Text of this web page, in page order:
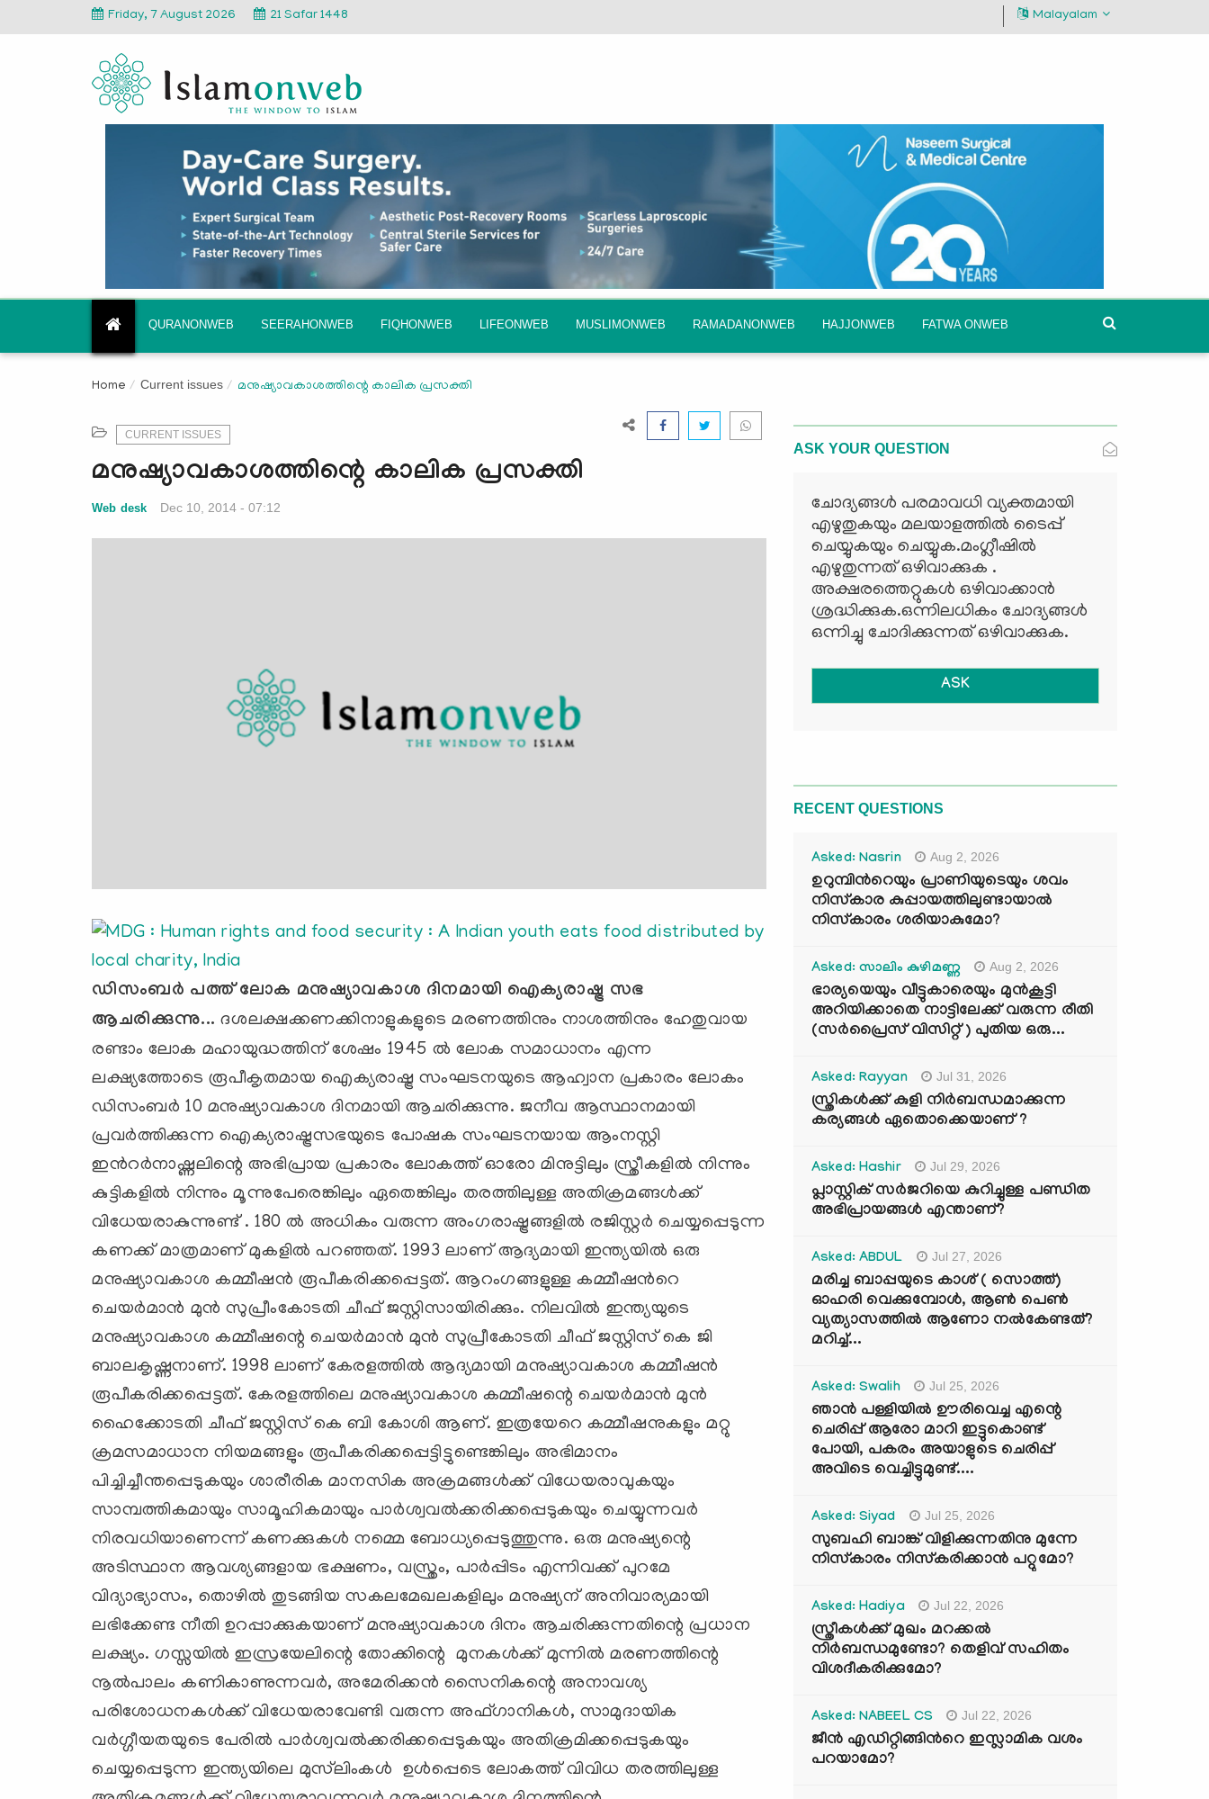
Friday, 7 August 2026 21 Safar 1448 Malayalam
QURANONWEB SEERAHONWEB FIQHONWEB LIFEONWEB MUSLIMONWEB RAMADANONWEB HAJJONWEB FATWA ONWEB
Home Current issues മനുഷ്യാവകാശത്തിന്റെ കാലിക പ്രസക്തി
CURRENT ISSUES
മനുഷ്യാവകാശത്തിന്റെ കാലിക പ്രസക്തി
Web desk Dec 10, 2014 - 07:12
ഡിസംബര്‍ പത്ത് ലോക മനുഷ്യാവകാശ ദിനമായി ഐക്യരാഷ്ട്ര സഭ
ആചരിക്കുന്നു... ദശലക്ഷക്കണക്കിനാളുകളുടെ മരണത്തിനും നാശത്തിനും ഹേതുവായ
രണ്ടാം ലോക മഹായുദ്ധത്തിന് ശേഷം 1945 ല്‍ ലോക സമാധാനം എന്ന
ലക്ഷ്യത്തോടെ രൂപീകൃതമായ ഐക്യരാഷ്ട്ര സംഘടനയുടെ ആഹ്വാന പ്രകാരം ലോകം
ഡിസംബര്‍ 10 മനുഷ്യാവകാശ ദിനമായി ആചരിക്കുന്നു. ജനീവ ആസ്ഥാനമായി
പ്രവര്‍ത്തിക്കുന്ന ഐക്യരാഷ്ട്രസഭയുടെ പോഷക സംഘടനയായ ആംനസ്റ്റി
ഇന്‍റര്‍നാഷ്ണലിന്റെ അഭിപ്രായ പ്രകാരം ലോകത്ത് ഓരോ മിനുട്ടിലും സ്ത്രീകളില്‍ നിന്നും
കുട്ടികളില്‍ നിന്നും മൂന്നുപേരെങ്കിലും ഏതെങ്കിലും തരത്തിലുള്ള അതിക്രമങ്ങള്‍ക്ക്
വിധേയരാകുന്നുണ്ട് . 180 ല്‍ അധികം വരുന്ന അംഗരാഷ്ട്രങ്ങളില്‍ രജിസ്റ്റര്‍ ചെയ്യപ്പെടുന്ന
കണക്ക് മാത്രമാണ് മുകളില്‍ പറഞ്ഞത്. 1993 ലാണ് ആദ്യമായി ഇന്ത്യയില്‍ ഒരു
മനുഷ്യാവകാശ കമ്മീഷന്‍ രൂപീകരിക്കപ്പെട്ടത്. ആറംഗങ്ങളുള്ള കമ്മീഷന്‍റെ
ചെയര്‍മാന്‍ മുന്‍ സുപ്രീംകോടതി ചീഫ് ജസ്റ്റിസായിരിക്കും. നിലവില്‍ ഇന്ത്യയുടെ
മനുഷ്യാവകാശ കമ്മീഷന്റെ ചെയര്‍മാന്‍ മുന്‍ സുപ്രീകോടതി ചീഫ് ജസ്റ്റിസ് കെ ജി
ബാലകൃഷ്ണനാണ്. 1998 ലാണ് കേരളത്തില്‍ ആദ്യമായി മനുഷ്യാവകാശ കമ്മീഷന്‍
രൂപീകരിക്കപ്പെട്ടത്. കേരളത്തിലെ മനുഷ്യാവകാശ കമ്മീഷന്റെ ചെയര്‍മാന്‍ മുന്‍
ഹൈക്കോടതി ചീഫ് ജസ്റ്റിസ് കെ ബി കോശി ആണ്. ഇത്രയേറെ കമ്മീഷനുകളും മറ്റു
ക്രമസമാധാന നിയമങ്ങളും രൂപീകരിക്കപ്പെട്ടിട്ടുണ്ടെങ്കിലും അഭിമാനം
പിച്ചിച്ചീന്തപ്പെടുകയും ശാരീരിക മാനസിക അക്രമങ്ങള്‍ക്ക് വിധേയരാവുകയും
സാമ്പത്തികമായും സാമൂഹികമായും പാര്‍ശ്വവല്‍ക്കരിക്കപ്പെടുകയും ചെയ്യുന്നവര്‍
നിരവധിയാണെന്ന് കണക്കുകള്‍ നമ്മെ ബോധ്യപ്പെടുത്തുന്നു. ഒരു മനുഷ്യന്റെ
അടിസ്ഥാന ആവശ്യങ്ങളായ ഭക്ഷണം, വസ്ത്രം, പാര്‍പ്പിടം എന്നിവക്ക് പുറമേ
വിദ്യാഭ്യാസം, തൊഴില്‍ തുടങ്ങിയ സകലമേഖലകളിലും മനുഷ്യന് അനിവാര്യമായി
ലഭിക്കേണ്ട നീതി ഉറപ്പാക്കുകയാണ് മനുഷ്യാവകാശ ദിനം ആചരിക്കുന്നതിന്റെ പ്രധാന
ലക്ഷ്യം. ഗസ്സയില്‍ ഇസ്രയേലിന്റെ തോക്കിന്റെ മുനകള്‍ക്ക് മുന്നില്‍ മരണത്തിന്റെ
നൂല്‍പാലം കണികാണുന്നവര്‍, അമേരിക്കന്‍ സൈനികന്റെ അനാവശ്യ
പരിശോധനകള്‍ക്ക് വിധേയരാവേണ്ടി വരുന്ന അഫ്ഗാനികള്‍, സാമുദായിക
വര്‍ഗ്ഗീയതയുടെ പേരില്‍ പാര്‍ശ്വവല്‍ക്കരിക്കപ്പെടുകയും അതിക്രമിക്കപ്പെടുകയും
ചെയ്യപ്പെടുന്ന ഇന്ത്യയിലെ മുസ്‍ലിംകള്‍ ഉള്‍പ്പെടെ ലോകത്ത് വിവിധ തരത്തിലുള്ള
ASK YOUR QUESTION
ചോദ്യങ്ങള്‍ പരമാവധി വ്യക്തമായി
എഴുതുകയും മലയാളത്തില്‍ ടൈപ്പ്
ചെയ്യുകയും ചെയ്യുക.മംഗ്ലീഷില്‍
എഴുതുന്നത് ഒഴിവാക്കുക .
അക്ഷരത്തെറ്റുകള്‍ ഒഴിവാക്കാന്‍
ശ്രദ്ധിക്കുക.ഒന്നിലധികം ചോദ്യങ്ങള്‍
ഒന്നിച്ചു ചോദിക്കുന്നത് ഒഴിവാക്കുക.
ASK
RECENT QUESTIONS
Asked: Nasrin Aug 2, 2026
ഉറുമ്പിന്‍റെയും പ്രാണിയുടെയും ശവം
നിസ്കാര കുപ്പായത്തിലുണ്ടായാൽ
നിസ്കാരം ശരിയാകുമോ?
Asked: സാലിം കുഴിമണ്ണ Aug 2, 2026
ഭാര്യയെയും വീട്ടുകാരെയും മുൻകൂട്ടി
അറിയിക്കാതെ നാട്ടിലേക്ക് വരുന്ന രീതി
(സർപ്രൈസ് വിസിറ്റ് ) പുതിയ ഒരു...
Asked: Rayyan Jul 31, 2026
സ്ത്രികൾക്ക് കുളി നിർബന്ധമാക്കുന്ന
കര്യങ്ങൾ ഏതൊക്കെയാണ് ?
Asked: Hashir Jul 29, 2026
പ്ലാസ്റ്റിക് സർജറിയെ കുറിച്ചുള്ള പണ്ഡിത
അഭിപ്രായങ്ങൾ എന്താണ്?
Asked: ABDUL Jul 27, 2026
മരിച്ച ബാപ്പയുടെ കാശ് ( സൊത്ത്)
ഓഹരി വെക്കുമ്പോൾ, ആണ്‍ പെണ്‍
വ്യത്യാസത്തില്‍ ആണോ നല്‍കേണ്ടത്?
മറിച്ച്...
Asked: Swalih Jul 25, 2026
ഞാൻ പള്ളിയിൽ ഊരിവെച്ച എന്റെ
ചെരിപ്പ് ആരോ മാറി ഇട്ടുകൊണ്ട്
പോയി, പകരം അയാളുടെ ചെരിപ്പ്
അവിടെ വെച്ചിട്ടുമുണ്ട്....
Asked: Siyad Jul 25, 2026
സുബഹി ബാങ്ക് വിളിക്കുന്നതിനു മുന്നേ
നിസ്കാരം നിസ്കരിക്കാൻ പറ്റുമോ?
Asked: Hadiya Jul 22, 2026
സ്ത്രീകൾക്ക് മുഖം മറക്കൽ
നിർബന്ധമുണ്ടോ? തെളിവ് സഹിതം
വിശദീകരിക്കുമോ?
Asked: NABEEL CS Jul 22, 2026
ജീൻ എഡിറ്റിങ്ങിന്‍റെ ഇസ്ലാമിക വശം
പറയാമോ?